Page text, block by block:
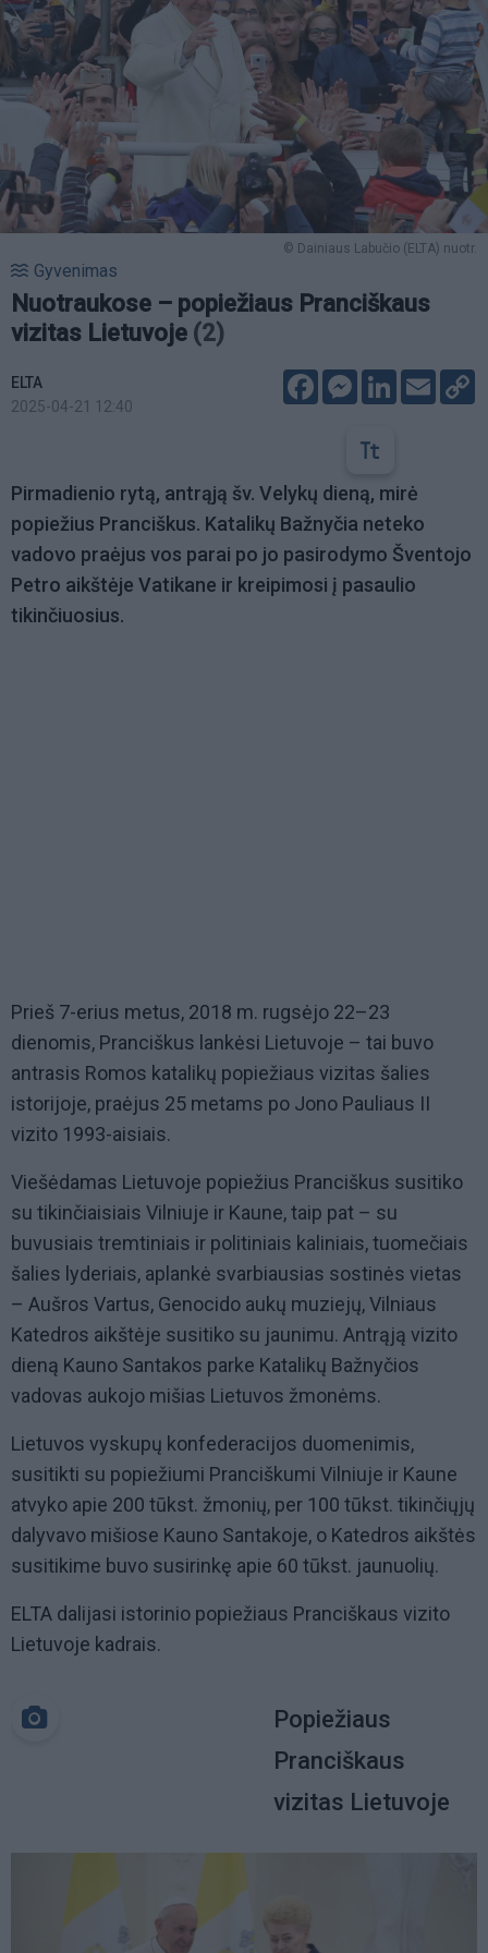
© Dainiaus Labučio (ELTA) nuotr.
Gyvenimas
Nuotraukose – popiežiaus Pranciškaus
vizitas Lietuvoje (2)
ELTA
2025-04-21 12:40
FacebookMessenger
LinkedIn
Email
Pirmadienio rytą, antrąją šv. Velykų dieną, mirė
popiežius Pranciškus. Katalikų Bažnyčia neteko
vadovo praėjus vos parai po jo pasirodymo Šventojo
Petro aikštėje Vatikane ir kreipimosi į pasaulio
tikinčiuosius.
Prieš 7-erius metus, 2018 m. rugsėjo 22–23
dienomis, Pranciškus lankėsi Lietuvoje – tai buvo
antrasis Romos katalikų popiežiaus vizitas šalies
istorijoje, praėjus 25 metams po Jono Pauliaus II
vizito 1993-aisiais.
Viešėdamas Lietuvoje popiežius Pranciškus susitiko
su tikinčiaisiais Vilniuje ir Kaune, taip pat – su
buvusiais tremtiniais ir politiniais kaliniais, tuomečiais
šalies lyderiais, aplankė svarbiausias sostinės vietas
– Aušros Vartus, Genocido aukų muziejų, Vilniaus
Katedros aikštėje susitiko su jaunimu. Antrąją vizito
dieną Kauno Santakos parke Katalikų Bažnyčios
vadovas aukojo mišias Lietuvos žmonėms.
Lietuvos vyskupų konfederacijos duomenimis,
susitikti su popiežiumi Pranciškumi Vilniuje ir Kaune
atvyko apie 200 tūkst. žmonių, per 100 tūkst. tikinčiųjų
dalyvavo mišiose Kauno Santakoje, o Katedros aikštės
susitikime buvo susirinkę apie 60 tūkst. jaunuolių.
ELTA dalijasi istorinio popiežiaus Pranciškaus vizito
Lietuvoje kadrais.
Popiežiaus
Pranciškaus
vizitas Lietuvoje